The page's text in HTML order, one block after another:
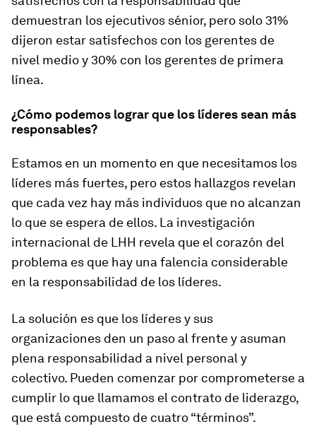
demuestran los ejecutivos sénior, pero solo 31%
dijeron estar satisfechos con los gerentes de
nivel medio y 30% con los gerentes de primera
línea.
¿Cómo podemos lograr que los líderes sean más
responsables?
Estamos en un momento en que necesitamos los
líderes más fuertes, pero estos hallazgos revelan
que cada vez hay más individuos que no alcanzan
lo que se espera de ellos. La investigación
internacional de LHH revela que el corazón del
problema es que hay una falencia considerable
en la responsabilidad de los líderes.
La solución es que los líderes y sus
organizaciones den un paso al frente y asuman
plena responsabilidad a nivel personal y
colectivo. Pueden comenzar por comprometerse a
cumplir lo que llamamos el contrato de liderazgo,
que está compuesto de cuatro “términos”.